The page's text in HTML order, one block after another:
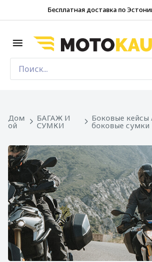
Бесплатная доставка по
Дом
ой
БАГАЖ И
СУМКИ
Боковые кейсы
боковые сумки